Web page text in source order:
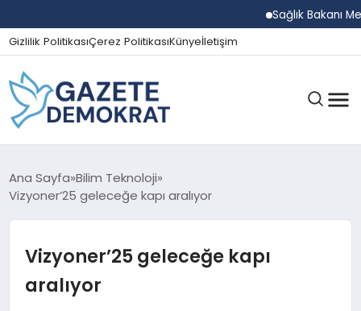
Sağlık Bakanı
Gizlilik PolitikasıÇerez PolitikasıKünyeİletişim
GÜNDEM
SPOR
Ana Sayfa Bilim Teknoloji
Vizyoner’25 geleceğe kapı aralıyor
Vizyoner’25 geleceğe kapı
aralıyor